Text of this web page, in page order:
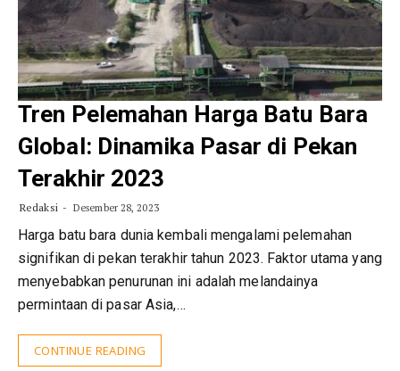
Tren Pelemahan Harga Batu Bara
Global: Dinamika Pasar di Pekan
Terakhir 2023
Redaksi Desember 28, 2023
Harga batu bara dunia kembali mengalami pelemahan
signifikan di pekan terakhir tahun 2023. Faktor utama yang
menyebabkan penurunan ini adalah melandainya
permintaan di pasar Asia,…
CONTINUE READING